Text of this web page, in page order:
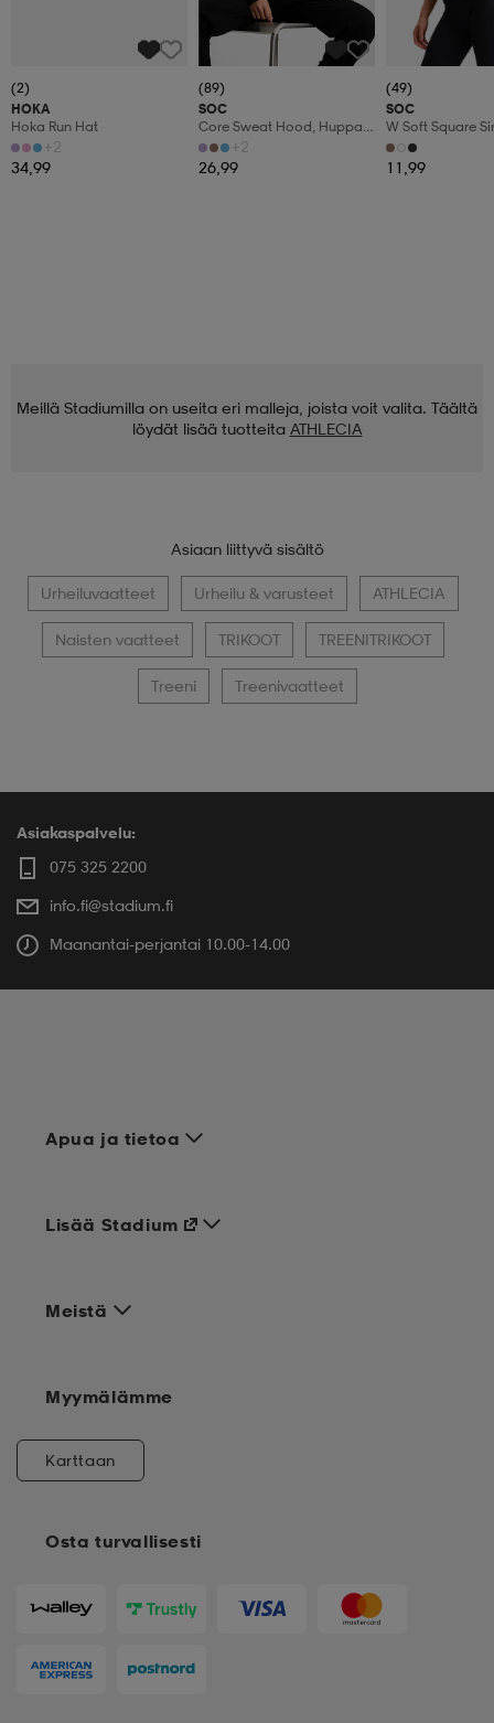
(2)
HOKA
Hoka Run Hat
+2
34,99
(89)
SOC
Core Sweat Hood, Huppari,
Naisten
+2
26,99
(49)
SOC
W Soft Square
11,99
Meillä Stadiumilla on useita eri malleja, joista voit valita. Täältä
löydät lisää tuotteita ATHLECIA
Asiaan liittyvä sisältö
Urheiluvaatteet Urheilu & varusteet ATHLECIA
Naisten vaatteet TRIKOOT TREENITRIKOOT
Treeni Treenivaatteet
Asiakaspalvelu:
075 325 2200
info.fi@stadium.fi
Maanantai-perjantai 10.00-14.00
Apua ja tietoa
Meistä
Osta turvallisesti
Lisää Stadium
Myymälämme
Karttaan